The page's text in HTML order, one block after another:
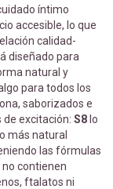
íntimo
accesible, lo que
calidad-
diseñado para
natural y
para todos los
saborizados e
de excitación:S8 lo
más natural
las fórmulas
no contienen
ftalatos ni